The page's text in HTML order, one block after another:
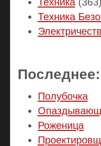
Техника
Последнее:
Полубочка
Роженица